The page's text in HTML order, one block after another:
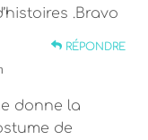
.Bravo
RÉPONDRE
donne la
de